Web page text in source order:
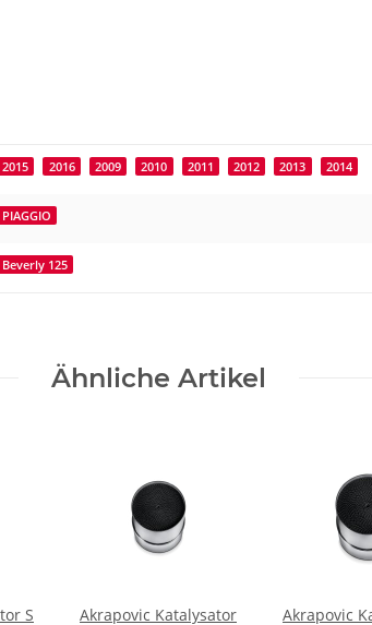
2015 2016 2009 2010 2011 2012 2013 2014
PIAGGIO
Beverly 125
Ähnliche Artikel
S
Akrapovic Katalysator
Akrapovic